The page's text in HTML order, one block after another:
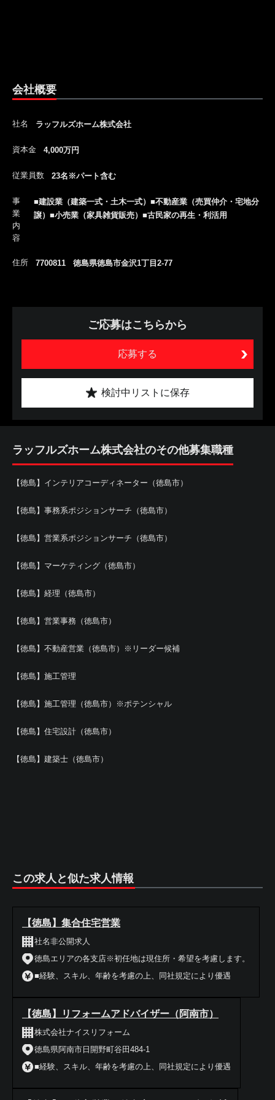
会社概要
社名 ラッフルズホーム株式会社
資本金 4,000万円
従業員数 23名※パート含む
事
業
内
容
■建設業（建築一式・土木一式）■不動産業（売買仲介・宅地分
譲）■小売業（家具雑貨販売）■古民家の再生・利活用
住所 7700811 徳島県徳島市金沢1丁目2-77
ご応募はこちらから
応募する
検討中リストに保存
ラッフルズホーム株式会社のその他募集職種
【徳島】インテリアコーディネーター（徳島市）
【徳島】事務系ポジションサーチ（徳島市）
【徳島】営業系ポジションサーチ（徳島市）
【徳島】マーケティング（徳島市）
【徳島】経理（徳島市）
【徳島】営業事務（徳島市）
【徳島】不動産営業（徳島市）※リーダー候補
【徳島】施工管理
【徳島】施工管理（徳島市）※ポテンシャル
【徳島】住宅設計（徳島市）
【徳島】建築士（徳島市）
この求人と似た求人情報
【徳島】集合住宅営業
社名非公開求人
徳島エリアの各支店※初任地は現住所・希望を考慮します。
■経験、スキル、年齢を考慮の上、同社規定により優遇
【徳島】リフォームアドバイザー（阿南市）
株式会社ナイスリフォーム
徳島県阿南市日開野町谷田484-1
■経験、スキル、年齢を考慮の上、同社規定により優遇